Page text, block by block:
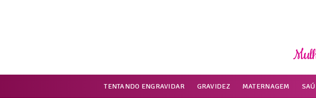
TENTANDO ENGRAVIDAR GRAVIDEZ MATERNAGEM